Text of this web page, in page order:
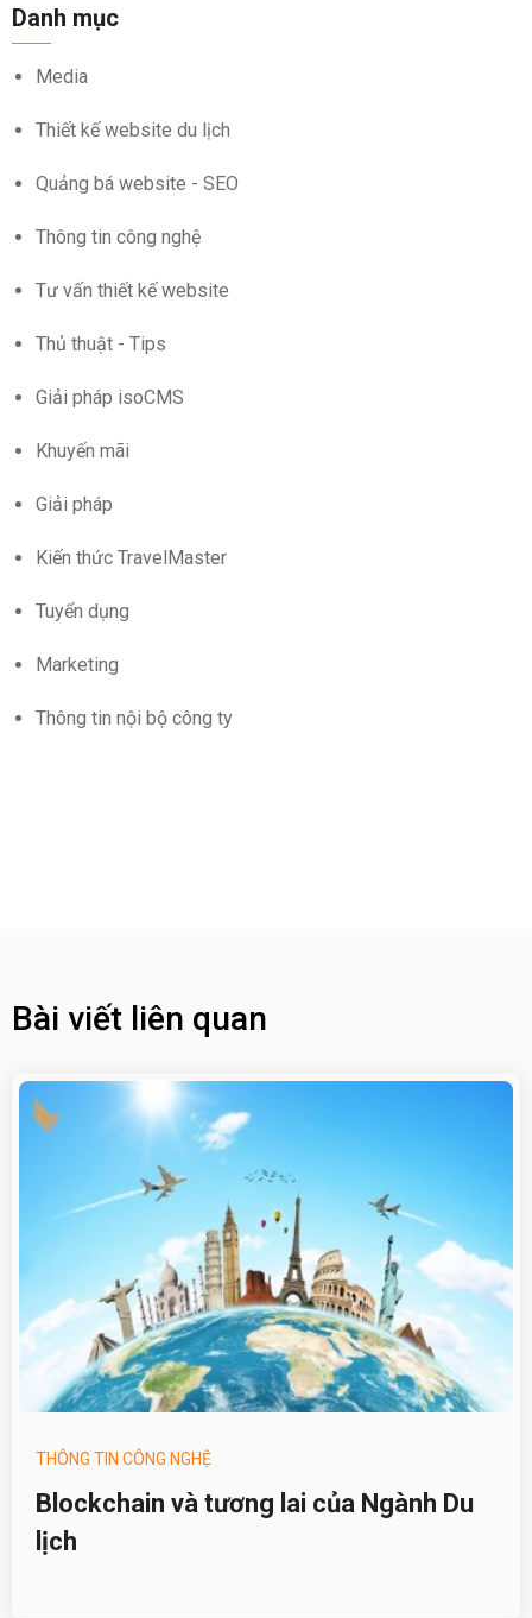
Danh mục
Media
Thiết kế website du lịch
Quảng bá website - SEO
Thông tin công nghệ
Tư vấn thiết kế website
Thủ thuật - Tips
Giải pháp isoCMS
Khuyến mãi
Giải pháp
Kiến thức TravelMaster
Tuyển dụng
Marketing
Thông tin nội bộ công ty
Bài viết liên quan
THÔNG TIN CÔNG NGHỆ
Blockchain và tương lai của Ngành Du
lịch